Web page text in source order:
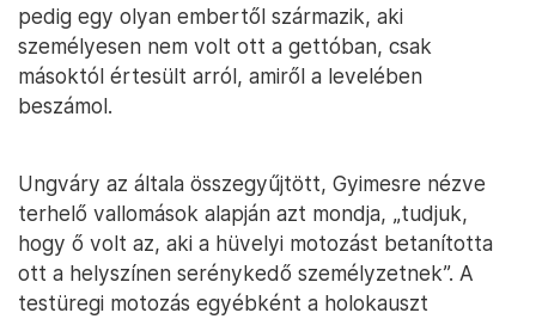
pedig egy olyan embertől származik, aki
személyesen nem volt ott a gettóban, csak
másoktól értesült arról, amiről a levelében
beszámol.
Ungváry az általa összegyűjtött, Gyimesre nézve
terhelő vallomások alapján azt mondja, „tudjuk,
hogy ő volt az, aki a hüvelyi motozást betanította
ott a helyszínen serénykedő személyzetnek”. A
testüregi motozás egyébként a holokauszt